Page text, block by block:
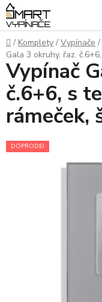
Přejít
na
obsah
Domů
/ Komplety / Vypínače /
Gala 3 okruhy, řaz.
Vypínač
č.6+6, s
rámeček,
DOPRODEJ